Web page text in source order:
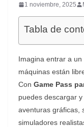
1 noviembre, 2025
Tabla de
Imagina entrar a
máquinas están
Con Game Pass
puedes descargar
aventuras gráficas,
simuladores